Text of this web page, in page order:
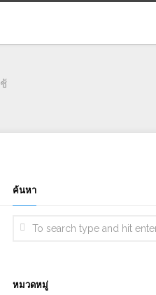
ค้นหา
หมวดหมู่